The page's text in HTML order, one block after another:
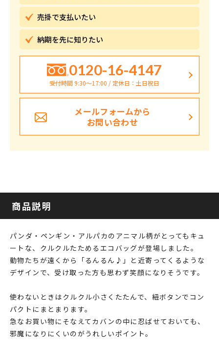
売掛で支払いたい
納期を先に知りたい
0120-16-4147
受付時間 9:30〜17:00 / 定休日：土日祝日
メールフォームから
お問い合わせ
商品説明
パンダ・ペンギン・アルパカのアニマル柄がとってもキュ
ートな、クルクルたためるエコバッグが登場しました。
動物たちが遠くから「るんるん♪」と近寄ってくるような
デザインで、受け取った方も思わず笑顔になりそうです。
使わないときはクルクル小さくたたんで、紐ボタンでコン
パクトにまとまります。
急なお買い物にそなえてカバンの中に忍ばせておいても、
邪魔になりにくいのがうれしいポイント。